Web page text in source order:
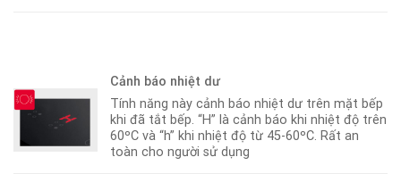
Cảnh báo nhiệt dư
Tính năng này cảnh báo nhiệt dư trên mặt bếp
khi đã tắt bếp. “H” là cảnh báo khi nhiệt độ trên
60ºC và “h” khi nhiệt độ từ 45-60ºC. Rất an
toàn cho người sử dụng